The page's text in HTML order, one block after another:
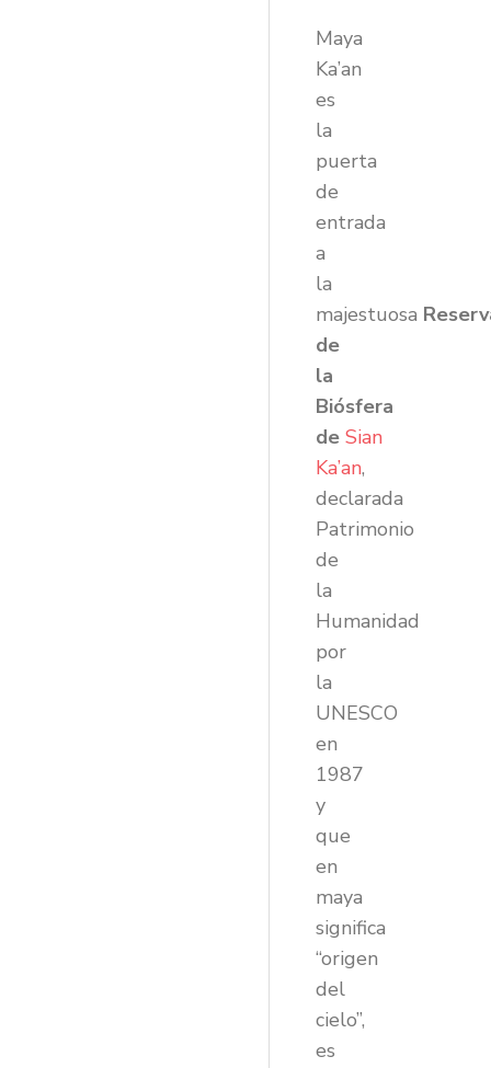
Maya
Ka’an
es
la
puerta
de
entrada
a
la
majestuosa
de
la
Biósfera
de Sian
Ka’an,
declarada
Patrimonio
de
la
Humanidad
por
la
UNESCO
en
1987
y
que
en
maya
significa
“origen
del
cielo”,
es